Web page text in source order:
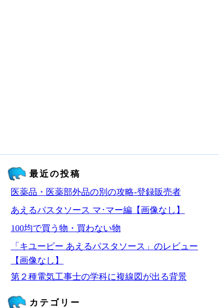
最近の投稿
医薬品・医薬部外品の別の攻略‐登録販売者
あえるパスタソース マ･マー編【画像なし】
100均で買う物・買わない物
「キユーピー あえるパスタソース」のレビュー
【画像なし】
第２種電気工事士の学科に複線図が出る背景
カテゴリー